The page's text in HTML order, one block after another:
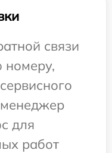
связи
номеру,
для
работ